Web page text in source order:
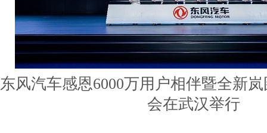
东风汽车感恩6000万用户相伴暨全新
会在武汉举行